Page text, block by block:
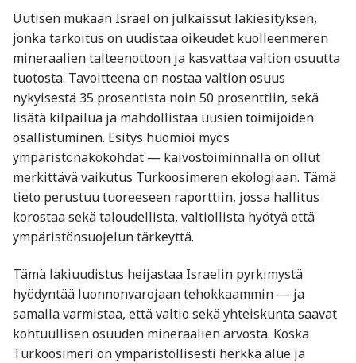
Uutisen mukaan Israel on julkaissut lakiesityksen,
jonka tarkoitus on uudistaa oikeudet kuolleenmeren
mineraalien talteenottoon ja kasvattaa valtion osuutta
tuotosta. Tavoitteena on nostaa valtion osuus
nykyisestä 35 prosentista noin 50 prosenttiin, sekä
lisätä kilpailua ja mahdollistaa uusien toimijoiden
osallistuminen. Esitys huomioi myös
ympäristönäkökohdat — kaivostoiminnalla on ollut
merkittävä vaikutus Turkoosimeren ekologiaan. Tämä
tieto perustuu tuoreeseen raporttiin, jossa hallitus
korostaa sekä taloudellista, valtiollista hyötyä että
ympäristönsuojelun tärkeyttä.
Tämä lakiuudistus heijastaa Israelin pyrkimystä
hyödyntää luonnonvarojaan tehokkaammin — ja
samalla varmistaa, että valtio sekä yhteiskunta saavat
kohtuullisen osuuden mineraalien arvosta. Koska
Turkoosimeri on ympäristöllisesti herkkä alue ja